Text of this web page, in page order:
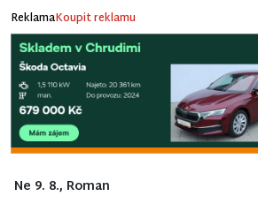
ReklamaKoupit reklamu
Ne 9. 8., Roman